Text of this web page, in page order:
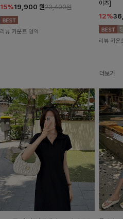
15%19,900 원23,400원
리뷰 카운트 영역
이즈]
12%
리뷰 카운
더보기